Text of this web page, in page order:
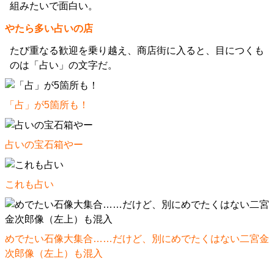
組みたいで面白い。
やたら多い占いの店
たび重なる歓迎を乗り越え、商店街に入ると、目につくも
のは「占い」の文字だ。
「占」が5箇所も！
占いの宝石箱やー
これも占い
めでたい石像大集合……だけど、別にめでたくはない二宮金
次郎像（左上）も混入